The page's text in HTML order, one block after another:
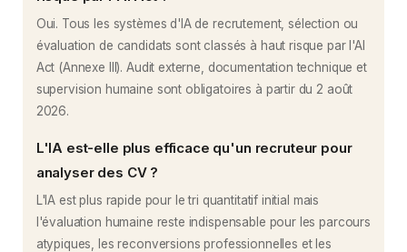
Oui. Tous les systèmes d'IA de recrutement, sélection ou
évaluation de candidats sont classés à haut risque par l'AI
Act (Annexe III). Audit externe, documentation technique et
supervision humaine sont obligatoires à partir du 2 août
2026.
L'IA est-elle plus efficace qu'un recruteur pour
analyser des CV ?
L'IA est plus rapide pour le tri quantitatif initial mais
l'évaluation humaine reste indispensable pour les parcours
atypiques, les reconversions professionnelles et les